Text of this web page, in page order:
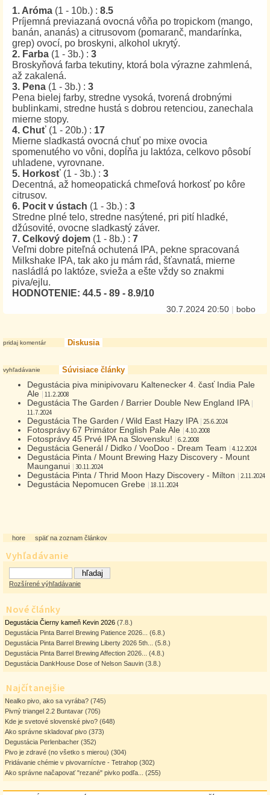
Vyhľadávanie
Rozšírené výhľadávanie
Nové články
Degustácia Čierny kameň Kevin 2026 (7.8.)
Degustácia Pinta Barrel Brewing Patience 2026...
(6.8.)
Degustácia Pinta Barrel Brewing Liberty 2026 5th...
(5.8.)
Degustácia Pinta Barrel Brewing Affection 2026...
(4.8.)
Degustácia DankHouse Dose of Nelson Sauvin (3.8.)
Najčítanejšie
Nealko pivo, ako sa vyrába? (745)
Pivný triangel 2.2 Buntavar (705)
Kde je svetové slovenské pivo? (648)
Ako správne skladovať pivo (373)
Degustácia Perlenbacher (352)
Pivo je zdravé (no všetko s mierou) (304)
Pridávanie chémie v pivovarníctve - Tetrahop (302)
Ako správne načapovať "rezané" pivko podľa...
(255)
1. Aróma (1 - 10b.) : 8.5
Príjemná previazaná ovocná vôňa po tropickom (mango,
banán, ananás) a citrusovom (pomaranč, mandarínka,
grep) ovocí, po broskyni, alkohol ukrytý.
2. Farba (1 - 3b.) : 3
Broskyňová farba tekutiny, ktorá bola výrazne zahmlená,
až zakalená.
3. Pena (1 - 3b.) : 3
Pena bielej farby, stredne vysoká, tvorená drobnými
bublinkami, stredne hustá s dobrou retenciou, zanechala
mierne stopy.
4. Chuť (1 - 20b.) : 17
Mierne sladkastá ovocná chuť po mixe ovocia
spomenutého vo vôni, dopĺňa ju laktóza, celkovo pôsobí
uhladene, vyrovnane.
5. Horkosť (1 - 3b.) : 3
Decentná, až homeopatická chmeľová horkosť po kôre
citrusov.
6. Pocit v ústach (1 - 3b.) : 3
Stredne plné telo, stredne nasýtené, pri pití hladké,
džúsovité, ovocne sladkastý záver.
7. Celkový dojem (1 - 8b.) : 7
Veľmi dobre piteľná ochutená IPA, pekne spracovaná
Milkshake IPA, tak ako ju mám rád, šťavnatá, mierne
nasládlá po laktóze, svieža a ešte vždy so znakmi
piva/ejlu.
HODNOTENIE: 44.5 - 89 - 8.9/10
30.7.2024 20:50 bobo
pridaj komentár Diskusia
vyhľadávanie
Súvisiace články
Degustácia piva minipivovaru Kaltenecker 4. časť India Pale
Ale
11.2.2008
Degustácia The Garden / Barrier Double New England IPA
11.7.2024
Degustácia The Garden / Wild East Hazy IPA 25.6.2024
Fotosprávy 67 Primátor English Pale Ale 4.10.2008
Fotosprávy 45 Prvé IPA na Slovensku! 6.2.2008
Degustácia Generál / Didko / VooDoo - Dream Team 4.12.2024
Degustácia Pinta / Mount Brewing Hazy Discovery - Mount
Maunganui
30.11.2024
Degustácia Pinta / Thrid Moon Hazy Discovery - Milton 2.11.2024
Degustácia Nepomucen Grebe 18.11.2024
hore späť na zoznam článkov